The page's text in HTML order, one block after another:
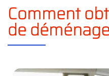
Comment
de